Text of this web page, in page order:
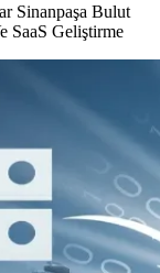
Sinanpaşa Bulut
SaaS Geliştirme